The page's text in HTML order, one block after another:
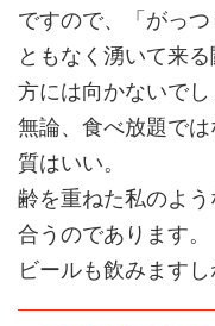
ですので、「がっ
ともなく湧いて来
方には向かないでし
無論、食べ放題で
質はいい。
齢を重ねた私のよ
合うのであります。
ビールも飲みますし